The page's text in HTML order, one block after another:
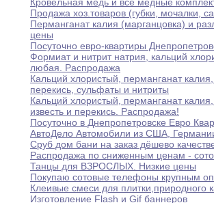
Кровельная медь и все медные
Продажа хоз.товаров (губки, мочалки,
Перманганат калия (марганцовка) и
цены
Посуточно евро-квартиры
Формиат и нитрит натрия, кальций
любая. Распродажа
Кальций хлористый, перманганат калия,
перекись, сульфаты и нитриты
Кальций хлористый, перманганат калия,
известь и перекись. Распродажа!
Посуточно в Днепропетровске Евро
АвтоДело Автомобили из США,
Сруб дом бани на заказ дёшево
Распродажа по сниженным ценам -
Танцы для ВЗРОСЛЫХ. Низкие цены
Покупаю сотовые телефоны крупным
Клеивые смеси для плитки,природного
Изготовление Flash и Gif баннеров